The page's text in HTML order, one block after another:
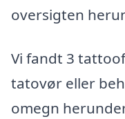
oversigten
Vi fandt 3
tatovør eller
omegn